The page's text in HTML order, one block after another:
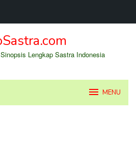
Lengkap Sastra Indonesia
MENU